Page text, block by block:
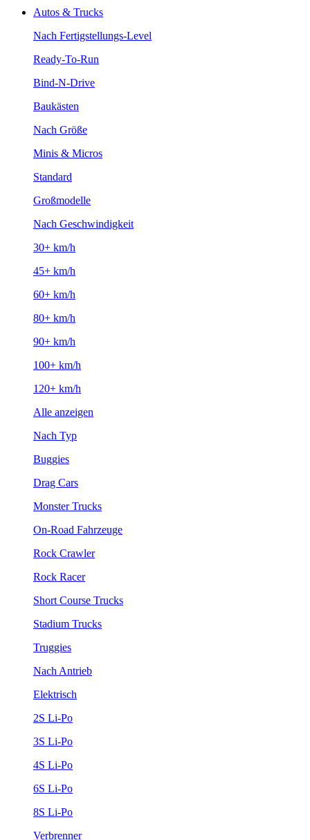
Autos & Trucks
Nach Fertigstellungs-Level
Ready-To-Run
Bind-N-Drive
Baukästen
Nach Größe
Minis & Micros
Standard
Großmodelle
Nach Geschwindigkeit
30+ km/h
45+ km/h
60+ km/h
80+ km/h
90+ km/h
100+ km/h
120+ km/h
Alle anzeigen
Nach Typ
Buggies
Drag Cars
Monster Trucks
On-Road Fahrzeuge
Rock Crawler
Rock Racer
Short Course Trucks
Stadium Trucks
Truggies
Nach Antrieb
Elektrisch
2S Li-Po
3S Li-Po
4S Li-Po
6S Li-Po
8S Li-Po
Verbrenner